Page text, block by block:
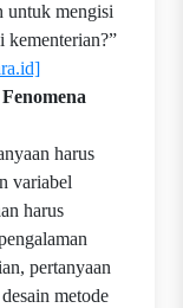
untuk mengisi
kementerian?”
harus
variabel
harus
pertanyaan
metode